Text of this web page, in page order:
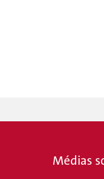
Médias